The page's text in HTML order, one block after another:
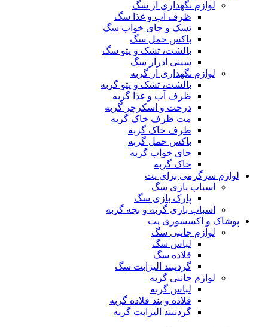
لوازم نگهداری از سگ
ظرف آب و غذا سگ
تشک و جای خواب سگ
باکس حمل سگ
بالشت، تشک و پتو سگ
سینی ادرار سگ
لوازم نگهداری از گربه
بالشت، تشک و پتو گربه
ظرف آب و غذا گربه
درخت و اسکرچر گربه
مت ظرف خاک گربه
ظرف خاک گربه
باکس حمل گربه
جای خواب گربه
خاک گربه
لوازم سرگرمی برای پت
اسباب بازی سگ
پارک بازی سگ
اسباب بازی گربه و بچه گربه
پوشاک و اکسسوری پت
لوازم جانبی سگ
لباس سگ
قلاده سگ
گردنبند الیزابت سگ
لوازم جانبی گربه
لباس گربه
قلاده و بند قلاده گربه
گردنبند الیزابت گربه